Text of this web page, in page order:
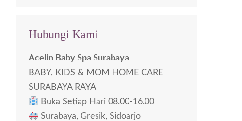
Hubungi Kami
Acelin Baby Spa Surabaya
BABY, KIDS & MOM HOME CARE
SURABAYA RAYA
Buka Setiap Hari 08.00-16.00
Surabaya, Gresik, Sidoarjo